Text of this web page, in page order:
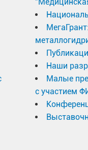
Наши
Малые
с участием